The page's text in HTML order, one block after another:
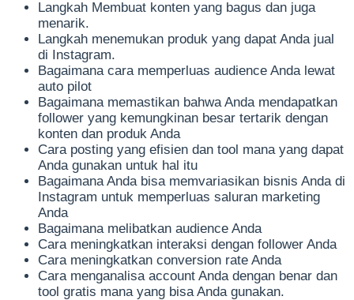
Langkah Membuat konten yang bagus dan juga
menarik.
Langkah menemukan produk yang dapat Anda jual
di Instagram.
Bagaimana cara memperluas audience Anda lewat
auto pilot
Bagaimana memastikan bahwa Anda mendapatkan
follower yang kemungkinan besar tertarik dengan
konten dan produk Anda
Cara posting yang efisien dan tool mana yang dapat
Anda gunakan untuk hal itu
Bagaimana Anda bisa memvariasikan bisnis Anda di
Instagram untuk memperluas saluran marketing
Anda
Bagaimana melibatkan audience Anda
Cara meningkatkan interaksi dengan follower Anda
Cara meningkatkan conversion rate Anda
Cara menganalisa account Anda dengan benar dan
tool gratis mana yang bisa Anda gunakan.